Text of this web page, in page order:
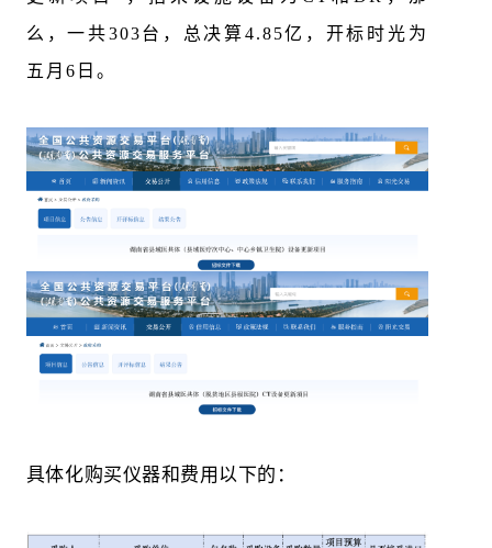
么，一共303台，总决算4.85亿，开标时光为
五月6日。
具体化购买仪器和费用以下的：